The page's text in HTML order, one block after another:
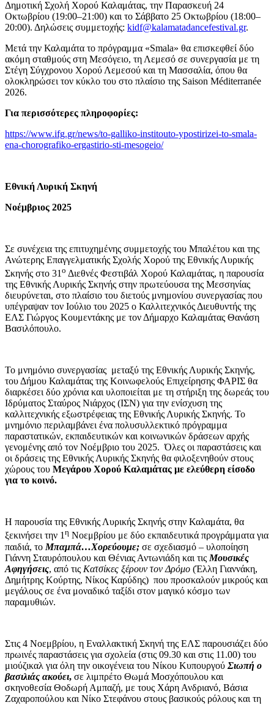
Δημοτική Σχολή Χορού Καλαμάτας, την Παρασκευή 24
Οκτωβρίου (19:00–21:00) και το Σάββατο 25 Οκτωβρίου (18:00–
20:00). Δηλώσεις συμμετοχής: kidf@kalamatadancefestival.gr.
Μετά την Καλαμάτα το πρόγραμμα «Smala» θα επισκεφθεί δύο
ακόμη σταθμούς στη Μεσόγειο, τη Λεμεσό σε συνεργασία με τη
Στέγη Σύγχρονου Χορού Λεμεσού και τη Μασσαλία, όπου θα
ολοκληρώσει τον κύκλο του στο πλαίσιο της Saison Méditerranée
2026.
Για περισσότερες πληροφορίες:
https://www.ifg.gr/news/to-galliko-institouto-ypostirizei-to-smala-
ena-chorografiko-ergastirio-sti-mesogeio/
Εθνική Λυρική Σκηνή
Νοέμβριος 2025
Σε συνέχεια της επιτυχημένης συμμετοχής του Μπαλέτου και της
Ανώτερης Επαγγελματικής Σχολής Χορού της Εθνικής Λυρικής
Σκηνής στο 31 ο Διεθνές Φεστιβάλ Χορού Καλαμάτας, η παρουσία
της Εθνικής Λυρικής Σκηνής στην πρωτεύουσα της Μεσσηνίας
διευρύνεται, στο πλαίσιο του διετούς μνημονίου συνεργασίας που
υπέγραψαν τον Ιούλιο του 2025 ο Καλλιτεχνικός Διευθυντής της
ΕΛΣ Γιώργος Κουμεντάκης με τον Δήμαρχο Καλαμάτας Θανάση
Βασιλόπουλο.
Το μνημόνιο συνεργασίας μεταξύ της Εθνικής Λυρικής Σκηνής,
του Δήμου Καλαμάτας της Κοινωφελούς Επιχείρησης ΦΑΡΙΣ θα
διαρκέσει δύο χρόνια και υλοποιείται με τη στήριξη της δωρεάς του
Ιδρύματος Σταύρος Νιάρχος (ΙΣΝ) για την ενίσχυση της
καλλιτεχνικής εξωστρέφειας της Εθνικής Λυρικής Σκηνής. To
μνημόνιο περιλαμβάνει ένα πολυσυλλεκτικό πρόγραμμα
παραστατικών, εκπαιδευτικών και κοινωνικών δράσεων αρχής
γενομένης από τον Νοέμβριο του 2025. Όλες οι παραστάσεις και
οι δράσεις της Εθνικής Λυρικής Σκηνής θα φιλοξενηθούν στους
χώρους του Μεγάρου Χορού Καλαμάτας με ελεύθερη είσοδο
για το κοινό.
Η παρουσία της Εθνικής Λυρικής Σκηνής στην Καλαμάτα, θα
ξεκινήσει την 1η Νοεμβρίου με δύο εκπαιδευτικά προγράμματα για
παιδιά, το Μπαμπά…Χορεύουμε; σε σχεδιασμό – υλοποίηση
Γιάννη Σταυρόπουλου και Θένιας Αντωνιάδη και τις Μουσικές
Αφηγήσεις, από τις Κατσίκες ξέρουν τον Δρόμο (Έλλη Γιαννάκη,
Δημήτρης Κούρτης, Νίκος Καρύδης) που προσκαλούν μικρούς και
μεγάλους σε ένα μοναδικό ταξίδι στον μαγικό κόσμο των
παραμυθιών.
Στις 4 Νοεμβρίου, η Εναλλακτική Σκηνή της ΕΛΣ παρουσιάζει δύο
πρωινές παραστάσεις για σχολεία (στις 09.30 και στις 11.00) του
μιούζικαλ για όλη την οικογένεια του Νίκου Κυπουργού Σιωπή ο
βασιλιάς ακούει, σε λιμπρέτο Θωμά Μοσχόπουλου και
σκηνοθεσία Θοδωρή Αμπαζή, με τους Χάρη Ανδριανό, Βάσια
Ζαχαροπούλου και Νίκο Στεφάνου στους βασικούς ρόλους και τη